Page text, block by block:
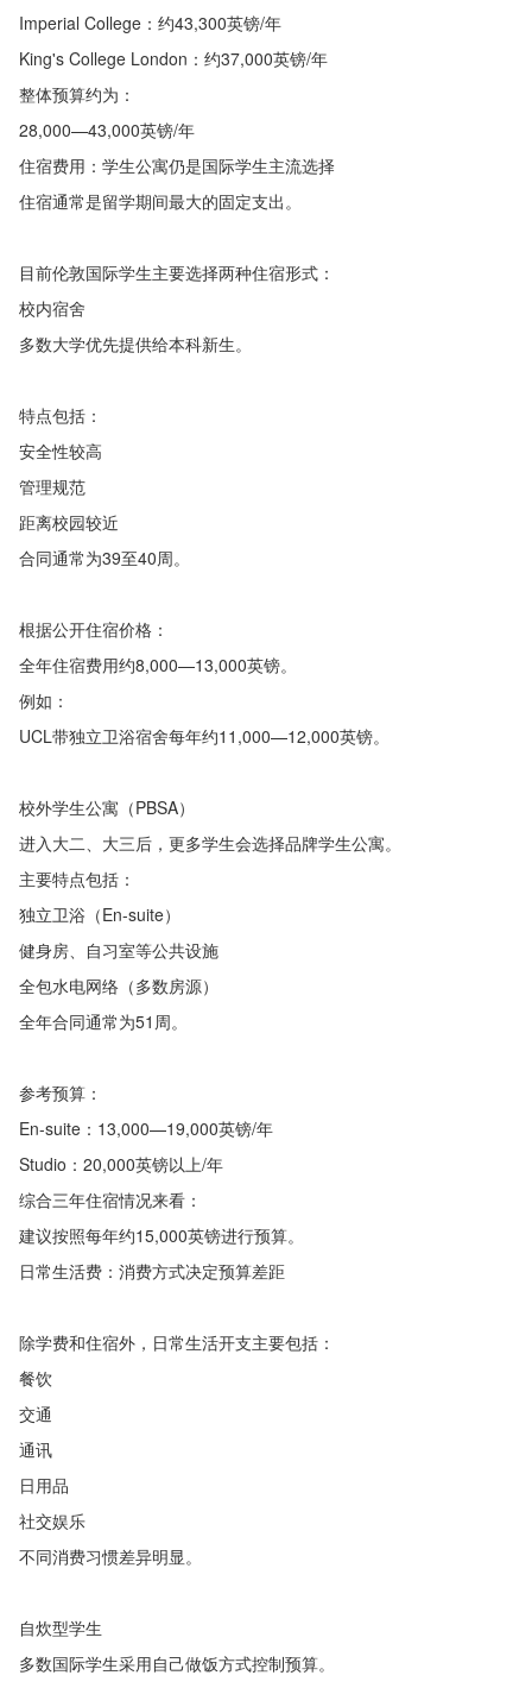
Imperial College：约43,300英镑/年
King's College London：约37,000英镑/年
整体预算约为：
28,000—43,000英镑/年
住宿费用：学生公寓仍是国际学生主流选择
住宿通常是留学期间最大的固定支出。
目前伦敦国际学生主要选择两种住宿形式：
校内宿舍
多数大学优先提供给本科新生。
特点包括：
安全性较高
管理规范
距离校园较近
合同通常为39至40周。
根据公开住宿价格：
全年住宿费用约8,000—13,000英镑。
例如：
UCL带独立卫浴宿舍每年约11,000—12,000英镑。
校外学生公寓（PBSA）
进入大二、大三后，更多学生会选择品牌学生公寓。
主要特点包括：
独立卫浴（En-suite）
健身房、自习室等公共设施
全包水电网络（多数房源）
全年合同通常为51周。
参考预算：
En-suite：13,000—19,000英镑/年
Studio：20,000英镑以上/年
综合三年住宿情况来看：
建议按照每年约15,000英镑进行预算。
日常生活费：消费方式决定预算差距
除学费和住宿外，日常生活开支主要包括：
餐饮
交通
通讯
日用品
社交娱乐
不同消费习惯差异明显。
自炊型学生
多数国际学生采用自己做饭方式控制预算。